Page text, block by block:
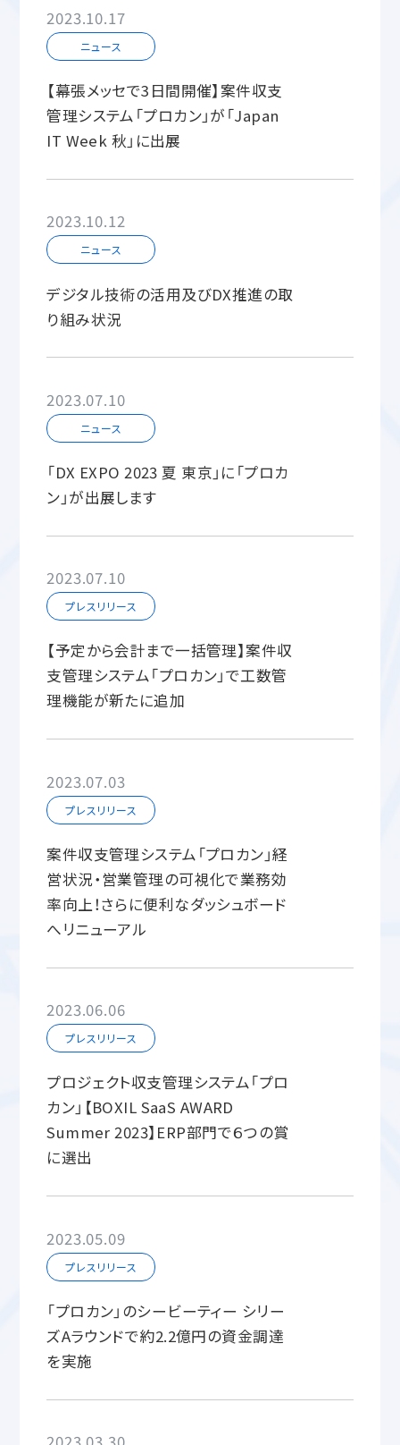
2023.10.17
ニュース
【幕張メッセで3日間開催】案件収支
管理システム「プロカン」が「Japan
IT Week 秋」に出展
2023.10.12
ニュース
デジタル技術の活用及びDX推進の取
り組み状況
2023.07.10
ニュース
「DX EXPO 2023 夏 東京」に「プロカ
ン」が出展します
2023.07.10
プレスリリース
【予定から会計まで一括管理】案件収
支管理システム「プロカン」で工数管
理機能が新たに追加
2023.07.03
プレスリリース
案件収支管理システム「プロカン」経
営状況・営業管理の可視化で業務効
率向上！さらに便利なダッシュボード
へリニューアル
2023.06.06
プレスリリース
プロジェクト収支管理システム「プロ
カン」【BOXIL SaaS AWARD
Summer 2023】ERP部門で６つの賞
に選出
2023.05.09
プレスリリース
「プロカン」のシービーティー シリー
ズAラウンドで約2.2億円の資金調達
を実施